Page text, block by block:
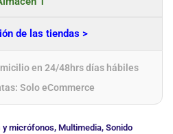
de las tiendas >
en 24/48hrs días hábiles
Solo eCommerce
micrófonos, Multimedia, Sonido